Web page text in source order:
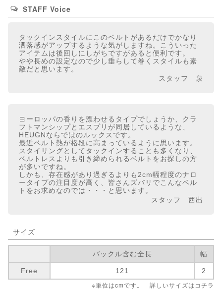
STAFF Voice
タックインスタイルにこのベルトがあるだけでかなり
洒落感がアップするような気がしますね。こういった
アイテムは後回しにしがちですがあると便利です。
やや長めの設定なので少し垂らして巻くスタイルも素
敵だと思います。
スタッフ 泉
ヨーロッパの香りを漂わせるタイプでしょうか、クラ
フトマンシップとエスプリが同居しているような、
HEUGNならではのルックスです。
最近ベルト熱が格段に高まっているように思います。
スタイリングとしてタックインすることも多くなり、
ベルトレスよりも引き締められるベルトをお探しの方
が多いですね。
しかも、存在感があり過ぎるよりも2cm幅程度のナロ
ータイプの注目度が高く、皆さんズバリでこんなベル
トをお求めなのでは・・・と思います。
スタッフ 西出
サイズ
バックル含む全長 幅
Free 121 2
※単位はcmです。 詳しいサイズは コチラ